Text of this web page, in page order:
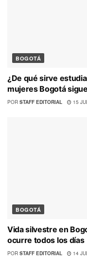
BOGOTÁ
¿De qué sirve
mujeres Bogotá
POR STAFF EDITORIAL 15
BOGOTÁ
Vida silvestre en
ocurre todos los días
POR STAFF EDITORIAL 14